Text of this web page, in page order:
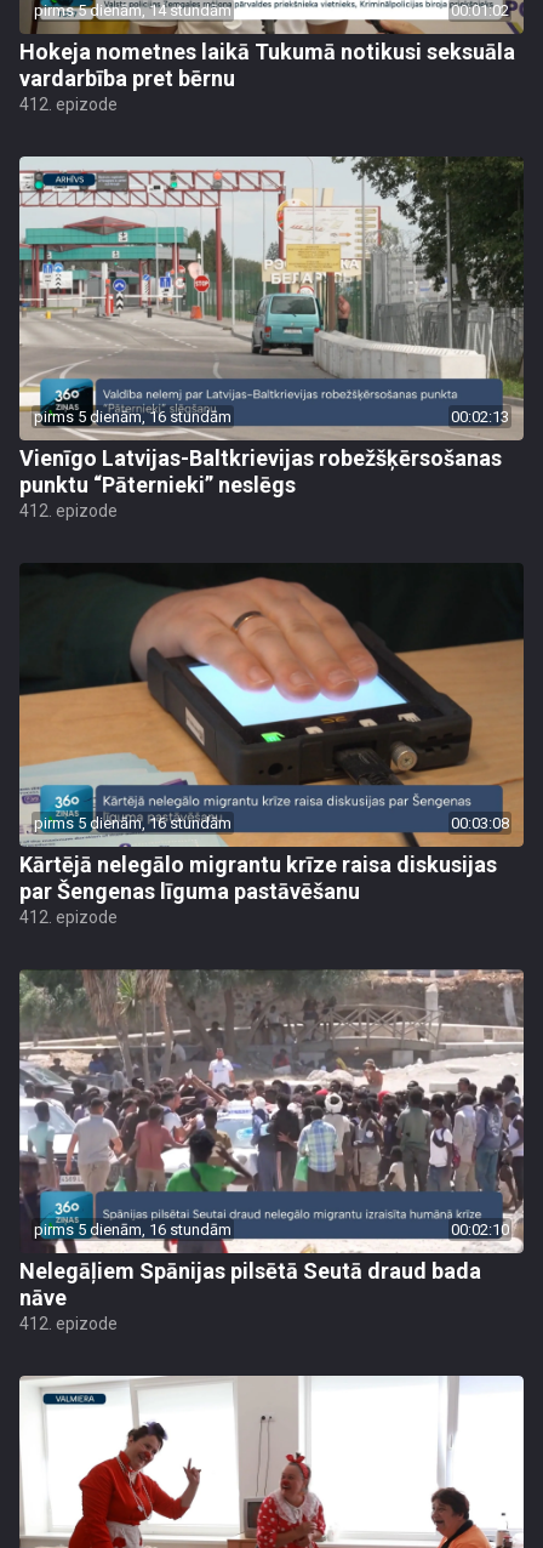
pirms 5 dienām, 14 stundām 00:01:02
Hokeja nometnes laikā Tukumā notikusi seksuāla
vardarbība pret bērnu
412. epizode
pirms 5 dienām, 16 stundām 00:02:13
Vienīgo Latvijas-Baltkrievijas robežšķērsošanas
punktu “Pāternieki” neslēgs
412. epizode
pirms 5 dienām, 16 stundām 00:03:08
Kārtējā nelegālo migrantu krīze raisa diskusijas
par Šengenas līguma pastāvēšanu
412. epizode
pirms 5 dienām, 16 stundām 00:02:10
Nelegāļiem Spānijas pilsētā Seutā draud bada
nāve
412. epizode